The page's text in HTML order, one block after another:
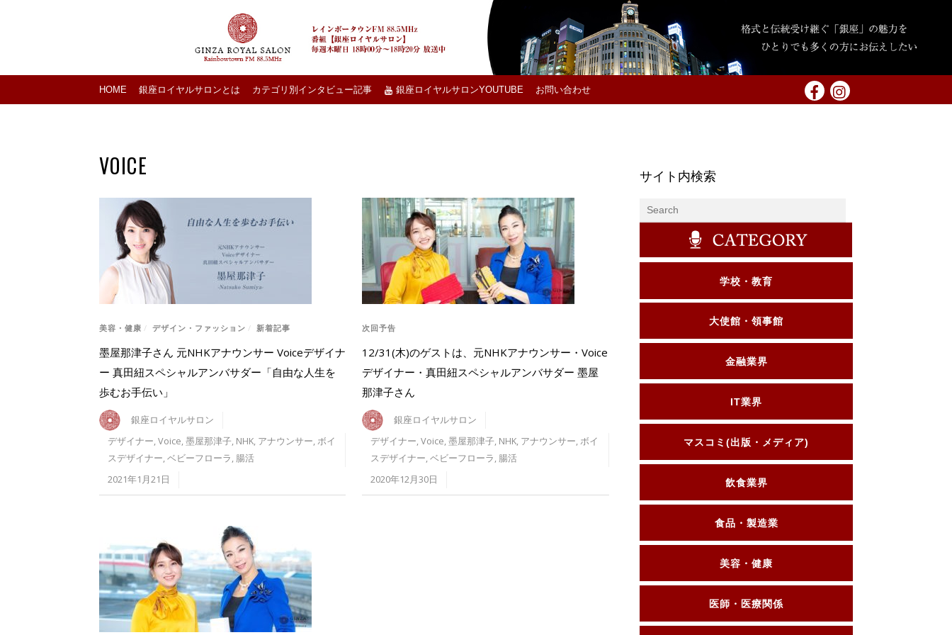
HOME 銀座ロイヤルサロンとは カテゴリ別インタビュー記事 銀座ロイヤルサロンYOUTUBE お問い合わせ
VOICE
美容・健康 / デザイン・ファッション / 新着記事
墨屋那津子さん 元NHKアナウンサー Voiceデザイナ
ー 真田紐スペシャルアンバサダー「自由な人生を
歩むお手伝い」
銀座ロイヤルサロン
デザイナー,Voice,墨屋那津子, NHK, アナウンサー,ボイ
スデザイナー,ベビーフローラ, 腸活
2021年1月21日
次回予告
12/31(木)のゲストは、元NHKアナウンサー・Voice
デザイナー・真田紐スペシャルアンバサダー 墨屋
那津子さん
銀座ロイヤルサロン
デザイナー,Voice,墨屋那津子, NHK, アナウンサー,ボイ
スデザイナー,ベビーフローラ, 腸活
2020年12月30日
サイト内検索
学校・教育
大使館・領事館
金融業界
IT業界
マスコミ(出版・メディア)
飲食業界
食品・製造業
美容・健康
医師・医療関係